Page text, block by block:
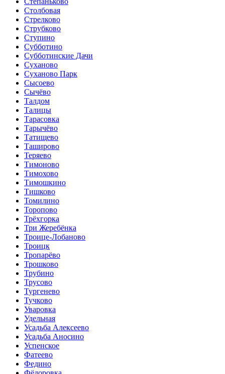
Столбовая
Стрелково
Струбково
Ступино
Субботино
Субботинские Дачи
Суханово
Суханово Парк
Сысоево
Сычёво
Талдом
Талицы
Тарасовка
Тарычёво
Татищево
Таширово
Теряево
Тимоново
Тимохово
Тимошкино
Тишково
Томилино
Торопово
Трёхгорка
Три Жеребёнка
Троице-Лобаново
Троицк
Тропарёво
Трошково
Трубино
Трусово
Тургенево
Тучково
Уваровка
Удельная
Усадьба Алексеево
Усадьба Аносино
Успенское
Фатеево
Федино